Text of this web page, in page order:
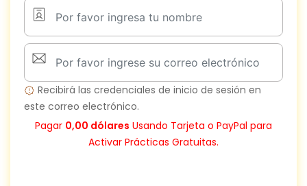
Recibirá las credenciales de inicio de sesión en
este correo electrónico.
Pagar 0,00 dólares Usando Tarjeta o PayPal para
Activar Prácticas Gratuitas.